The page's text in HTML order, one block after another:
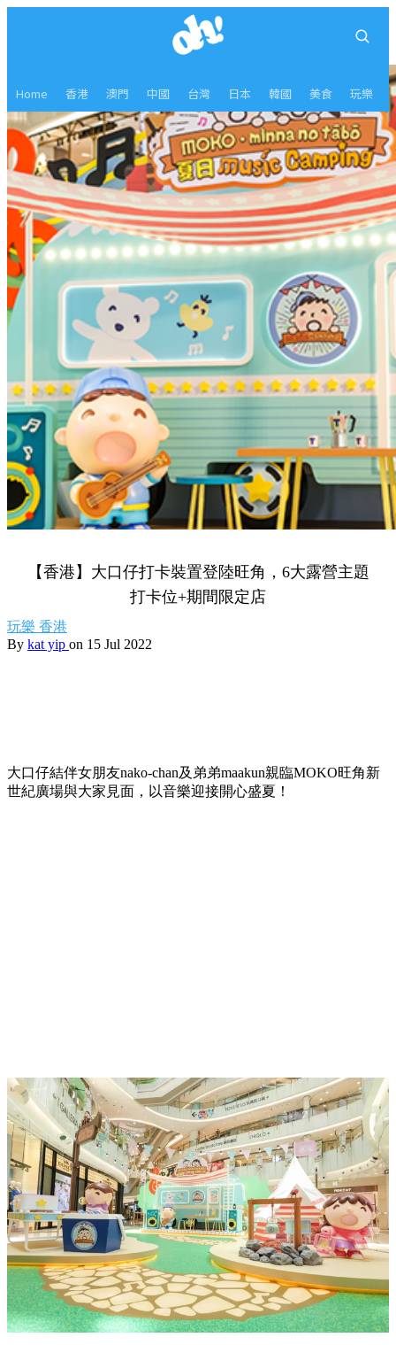
Home 香港 澳門 中國 台灣 日本 韓國 美食 玩樂
【香港】大口仔打卡裝置登陸旺角，6大露營主題
打卡位+期間限定店
玩樂 香港
By kat yip on 15 Jul 2022
大口仔結伴女朋友nako-chan及弟弟maakun親臨MOKO旺角新
世紀廣場與大家見面，以音樂迎接開心盛夏！